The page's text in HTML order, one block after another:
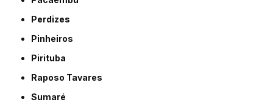
Perdizes
Pinheiros
Pirituba
Raposo Tavares
Sumaré